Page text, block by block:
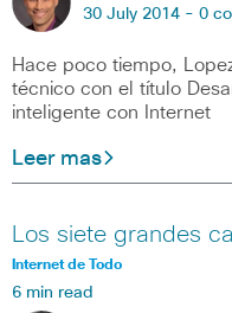
30 July 2014 - 0
Hace poco tiempo,
técnico con el título
inteligente con Internet
Leer mas
Los siete grandes
Internet de Todo
6 min read